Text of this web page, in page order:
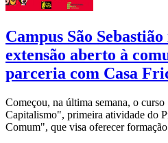
Campus São
extensão aberto à
parceria com Casa
Começou, na última semana, o
Capitalismo", primeira atividade do
Comum", que visa oferecer